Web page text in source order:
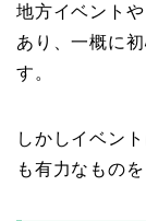
地方イベント
あり、一概に
す。
しかしイベン
も有力なもの